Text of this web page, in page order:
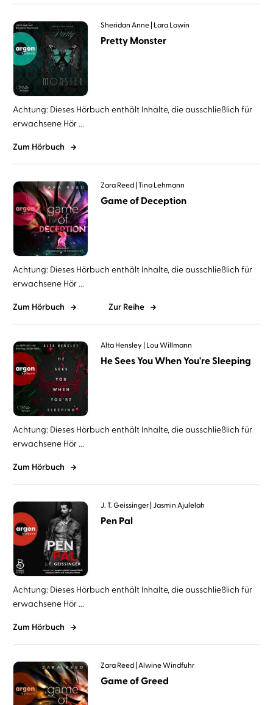
Sheridan Anne Lara Lowin
Pretty Monster
Achtung: Dieses Hörbuch enthält Inhalte, die ausschließlich für
erwachsene Hör ...
Zum Hörbuch
Zara Reed Tina Lehmann
Game of Deception
Achtung: Dieses Hörbuch enthält Inhalte, die ausschließlich für
erwachsene Hör ...
Zum Hörbuch Zur Reihe
Alta Hensley Lou Willmann
He Sees You When You're Sleeping
Achtung: Dieses Hörbuch enthält Inhalte, die ausschließlich für
erwachsene Hör ...
Zum Hörbuch
J. T. Geissinger Jasmin Ajulelah
Pen Pal
Achtung: Dieses Hörbuch enthält Inhalte, die ausschließlich für
erwachsene Hör ...
Zum Hörbuch
Zara Reed Alwine Windfuhr
Game of Greed